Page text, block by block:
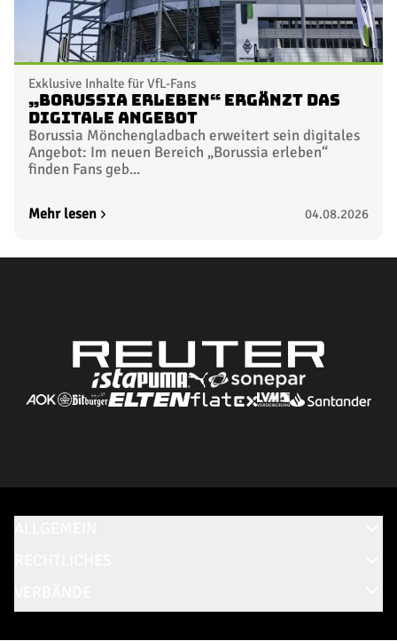
Exklusive Inhalte für VfL-Fans
„Borussia erleben“ ergänzt das
digitale Angebot
Borussia Mönchengladbach erweitert sein digitales
Angebot: Im neuen Bereich „Borussia erleben“
finden Fans geb...
Mehr lesen 04.08.2026